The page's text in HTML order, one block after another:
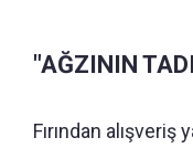
"AĞZININ
Fırından